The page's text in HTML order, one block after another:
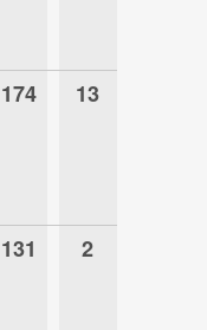
174 13
131 2